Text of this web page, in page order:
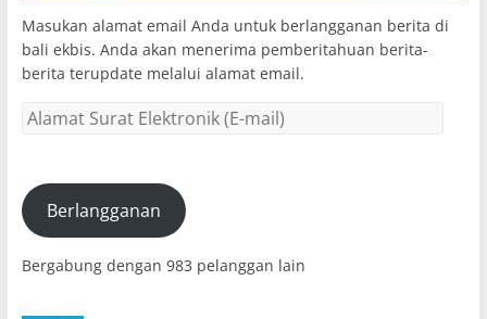
Masukan alamat email Anda untuk berlangganan berita di
bali ekbis. Anda akan menerima pemberitahuan berita-
berita terupdate melalui alamat email.
Alamat
(E-
mail)Berlangganan
Bergabung dengan 983 pelanggan lain